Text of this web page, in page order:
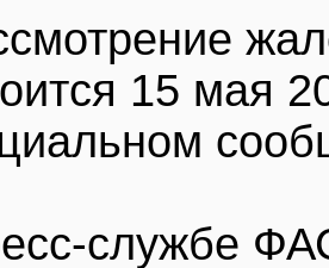
15 мая
службе